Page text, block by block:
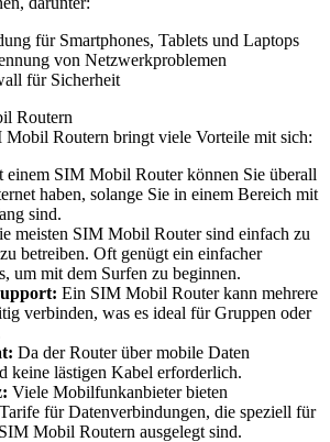
für Smartphones, Tablets und Laptops
von Netzwerkproblemen
für Sicherheit
Routern
Routern bringt viele Vorteile mit sich:
einem SIM Mobil Router können Sie überall
haben, solange Sie in einem Bereich mit
sind.
meisten SIM Mobil Router sind einfach zu
betreiben. Oft genügt ein einfacher
um mit dem Surfen zu beginnen.
Ein SIM Mobil Router kann mehrere
verbinden, was es ideal für Gruppen oder
Da der Router über mobile Daten
keine lästigen Kabel erforderlich.
Viele Mobilfunkanbieter bieten
für Datenverbindungen, die speziell für
Mobil Routern ausgelegt sind.